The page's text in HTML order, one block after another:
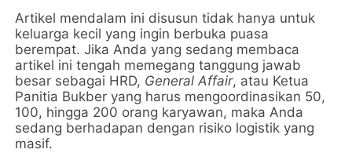
Artikel mendalam ini disusun tidak hanya untuk
keluarga kecil yang ingin berbuka puasa
berempat. Jika Anda yang sedang membaca
artikel ini tengah memegang tanggung jawab
besar sebagai HRD, General Affair, atau Ketua
Panitia Bukber yang harus mengoordinasikan 50,
100, hingga 200 orang karyawan, maka Anda
sedang berhadapan dengan risiko logistik yang
masif.